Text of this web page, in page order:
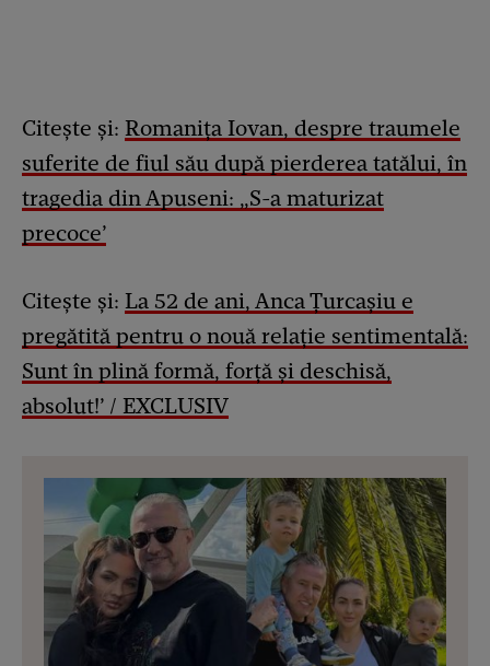
Citește și: Romanița Iovan, despre traumele
suferite de fiul său după pierderea tatălui, în
tragedia din Apuseni: „S-a maturizat
precoce’
Citește și: La 52 de ani, Anca Țurcașiu e
pregătită pentru o nouă relație sentimentală:
Sunt în plină formă, forță și deschisă,
absolut!’ / EXCLUSIV